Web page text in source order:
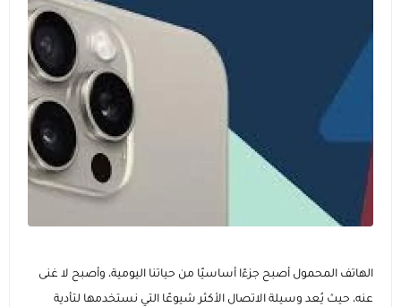
إضاءات للتصوير
عصا السيلفي ومانع الاهتزاز
عرض الكل
سامسونج
شاومي
الاجهزة اللوحية و ملحقاتها
عرض الكل
ايباد ابل
ايباد سامسونج
ايباد هونر
الساعات الذكية وسوارات اللياقة
عرض الكل
ساعات هواوي
الماركات التجارية
عروض حصرية
عرض الكل
الشواحن والمنصات
الهاتف المحمول أصبح جزءًا أساسيًا من حياتنا اليومية، وأصبح لا غنى
عنه، حيث يُعد وسيلة الاتصال الأكثر شيوعًا التي نستخدمها لتأدية